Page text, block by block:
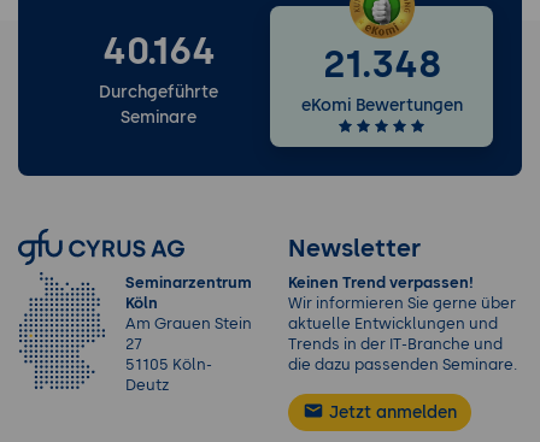
40.164
Durchgeführte
Seminare
21.348
eKomi Bewertungen
Seminarzentrum
Köln
Am Grauen Stein
27
51105 Köln-
Deutz
Newsletter
Keinen Trend verpassen!
Wir informieren Sie gerne über
aktuelle Entwicklungen und
Trends in der IT-Branche und
die dazu passenden Seminare.
Jetzt anmelden